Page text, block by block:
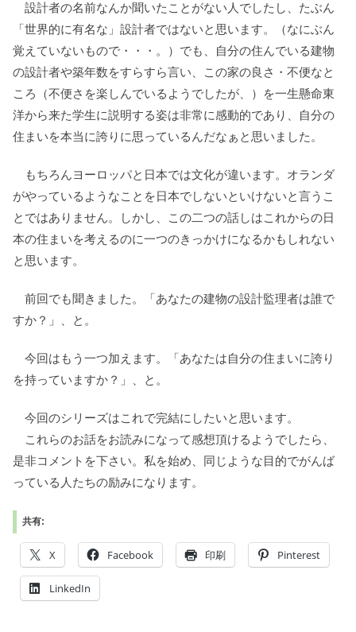
設計者の名前なんか聞いたことがない人でしたし、たぶん
「世界的に有名な」設計者ではないと思います。（なにぶん
覚えていないもので・・・。）でも、自分の住んでいる建物
の設計者や築年数をすらすら言い、この家の良さ・不便なと
ころ（不便さを楽しんでいるようでしたが、）を一生懸命東
洋から来た学生に説明する姿は非常に感動的であり、自分の
住まいを本当に誇りに思っているんだなぁと思いました。
もちろんヨーロッパと日本では文化が違います。オランダ
がやっているようなことを日本でしないといけないと言うこ
とではありません。しかし、この二つの話しはこれからの日
本の住まいを考えるのに一つのきっかけになるかもしれない
と思います。
前回でも聞きました。「あなたの建物の設計監理者は誰で
すか？」、と。
今回はもう一つ加えます。「あなたは自分の住まいに誇り
を持っていますか？」、と。
今回のシリーズはこれで完結にしたいと思います。
これらのお話をお読みになって感想頂けるようでしたら、
是非コメントを下さい。私を始め、同じような目的でがんば
っている人たちの励みになります。
共有:
X Facebook 印刷 Pinterest
LinkedIn